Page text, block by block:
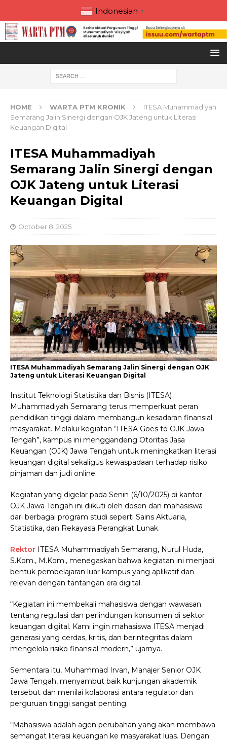
Indonesian ▼
HOME WARTA PTM KRONIK
ITESA Muhammadiyah
Semarang Jalin Sinergi dengan OJK Jateng untuk Literasi
Keuangan Digital
ITESA Muhammadiyah
Semarang Jalin Sinergi dengan
OJK Jateng untuk Literasi
Keuangan Digital
October 8, 2025
ITESA Muhammadiyah Semarang Jalin Sinergi dengan OJK
Jateng untuk Literasi Keuangan Digital
Institut Teknologi Statistika dan Bisnis (ITESA)
Muhammadiyah Semarang terus memperkuat peran
pendidikan tinggi dalam membangun kesadaran finansial
masyarakat. Melalui kegiatan “ITESA Goes to OJK Jawa
Tengah”, kampus ini menggandeng Otoritas Jasa
Keuangan (OJK) Jawa Tengah untuk meningkatkan literasi
keuangan digital sekaligus kewaspadaan terhadap risiko
pinjaman dan judi online.
Kegiatan yang digelar pada Senin (6/10/2025) di kantor
OJK Jawa Tengah ini diikuti oleh dosen dan mahasiswa
dari berbagai program studi seperti Sains Aktuaria,
Statistika, dan Rekayasa Perangkat Lunak.
Rektor ITESA Muhammadiyah Semarang, Nurul Huda,
S.Kom., M.Kom., menegaskan bahwa kegiatan ini menjadi
bentuk pembelajaran luar kampus yang aplikatif dan
relevan dengan tantangan era digital.
“Kegiatan ini membekali mahasiswa dengan wawasan
tentang regulasi dan perlindungan konsumen di sektor
keuangan digital. Kami ingin mahasiswa ITESA menjadi
generasi yang cerdas, kritis, dan berintegritas dalam
mengelola risiko finansial modern,” ujarnya.
Sementara itu, Muhammad Irvan, Manajer Senior OJK
Jawa Tengah, menyambut baik kunjungan akademik
tersebut dan menilai kolaborasi antara regulator dan
perguruan tinggi sangat penting.
“Mahasiswa adalah agen perubahan yang akan membawa
semangat literasi keuangan ke masyarakat luas. Dengan